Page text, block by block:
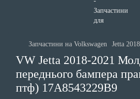
Запчастини на Volkswagen Jetta
VW Jetta 2018-2021
переднього бампера
птф) 17A8543229B9